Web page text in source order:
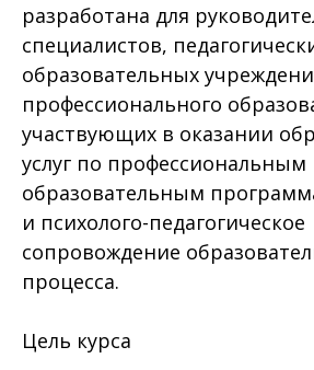
разработана для
специалистов,
образовательных
профессионального
участвующих в оказании
услуг по профессиональным
образовательным
и психолого-педагогическое
сопровождение
процесса.
Цель курса